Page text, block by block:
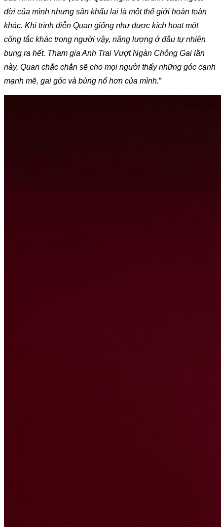
đời của mình nhưng sân khấu lại là một thế giới hoàn toàn
khác. Khi trình diễn Quan giống như được kích hoạt một
công tắc khác trong người vậy, năng lượng ở đâu tự nhiên
bung ra hết. Tham gia Anh Trai Vượt Ngàn Chông Gai lần
này, Quan chắc chắn sẽ cho mọi người thấy những góc cạnh
mạnh mẽ, gai góc và bùng nổ hơn của mình.”